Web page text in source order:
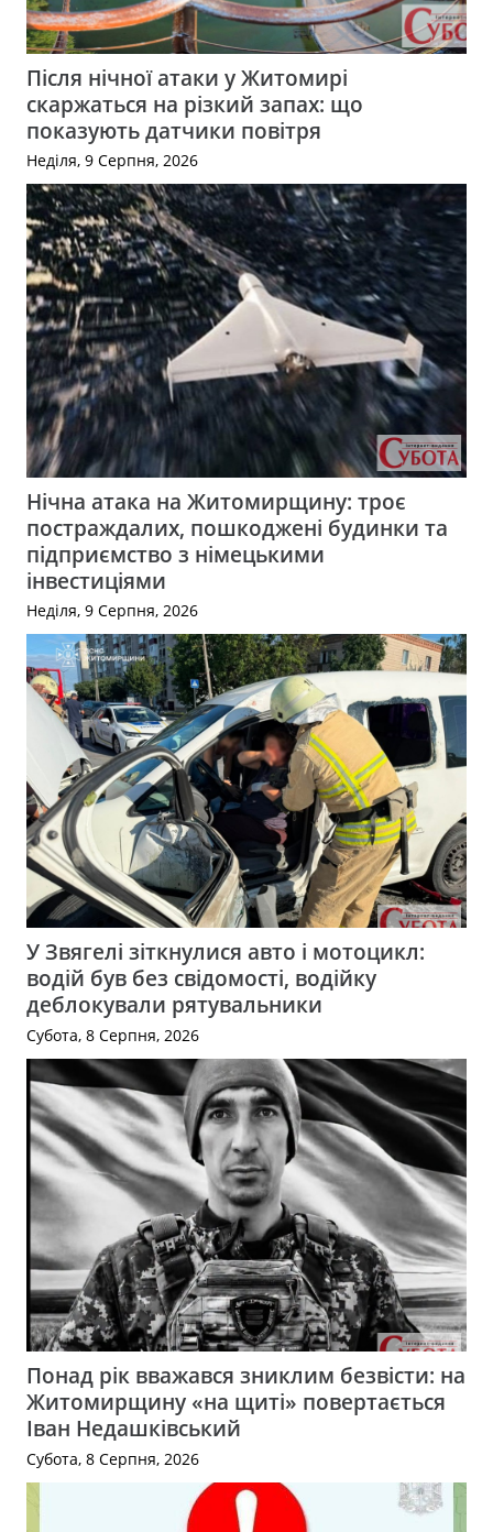
Після нічної атаки у Житомирі
скаржаться на різкий запах: що
показують датчики повітря
Неділя, 9 Серпня, 2026
Нічна атака на Житомирщину: троє
постраждалих, пошкоджені будинки та
підприємство з німецькими
інвестиціями
Неділя, 9 Серпня, 2026
У Звягелі зіткнулися авто і мотоцикл:
водій був без свідомості, водійку
деблокували рятувальники
Субота, 8 Серпня, 2026
Понад рік вважався зниклим безвісти: на
Житомирщину «на щиті» повертається
Іван Недашківський
Субота, 8 Серпня, 2026